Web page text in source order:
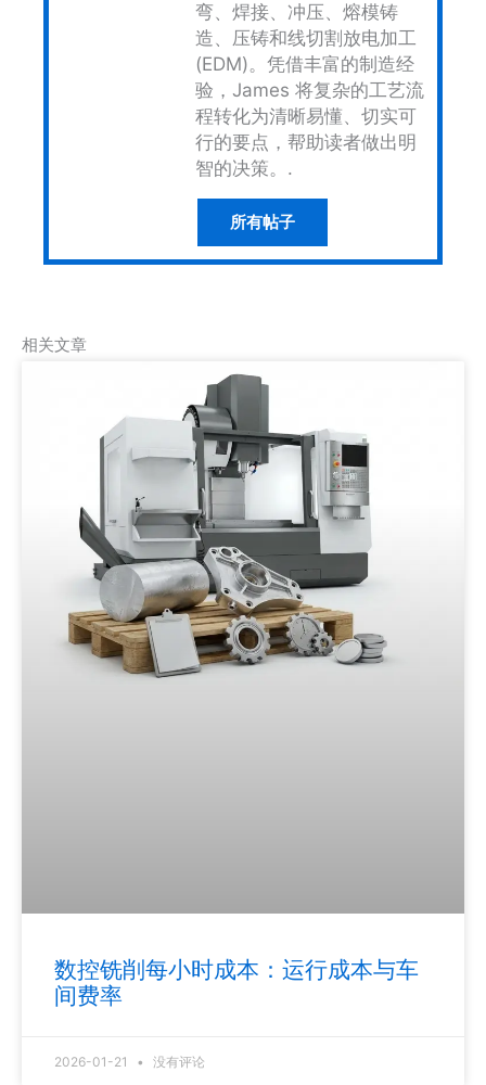
弯、焊接、冲压、熔模铸
造、压铸和线切割放电加工
(EDM)。凭借丰富的制造经
验，James 将复杂的工艺流
程转化为清晰易懂、切实可
行的要点，帮助读者做出明
智的决策。.
所有帖子
相关文章
数控铣削每小时成本：运行成本与车
间费率
2026-01-21 没有评论